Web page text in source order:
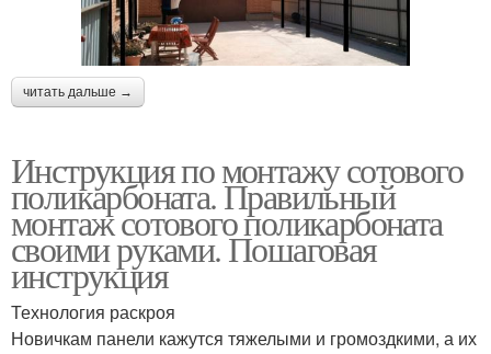
читать дальше →
Инструкция по монтажу сотового
поликарбоната. Правильный
монтаж сотового поликарбоната
своими руками. Пошаговая
инструкция
Технология раскроя
Новичкам панели кажутся тяжелыми и громоздкими, а их